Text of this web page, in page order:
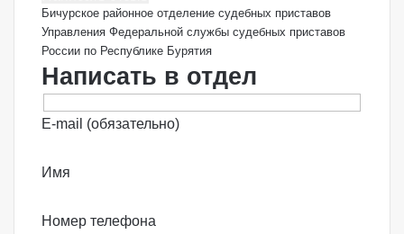
Бичурское районное отделение судебных приставов
Управления Федеральной службы судебных приставов
России по Республике Бурятия
Написать в отдел
E-mail (обязательно)
Имя
Номер телефона